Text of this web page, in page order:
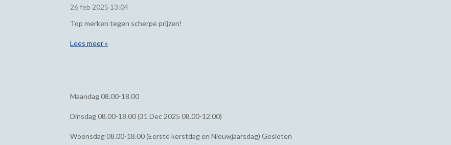
26 feb 2025 13:04
Top merken tegen scherpe prijzen!
Lees meer »
Maandag08.00-18.00
Dinsdag08.00-18.00 (31 Dec 2025 08.00-12.00)
Woensdag08.00-18.00 (Eerste kerstdag en Nieuwjaarsdag) Gesloten